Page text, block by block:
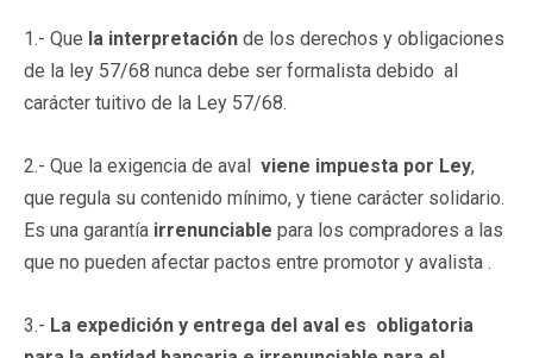
1.- Que la interpretación de los derechos y obligaciones
de la ley 57/68 nunca debe ser formalista debido al
carácter tuitivo de la Ley 57/68.
2.- Que la exigencia de aval viene impuesta por Ley,
que regula su contenido mínimo, y tiene carácter solidario.
Es una garantía irrenunciable para los compradores a las
que no pueden afectar pactos entre promotor y avalista .
3.- La expedición y entrega del aval es obligatoria